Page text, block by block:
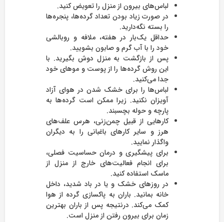
لباس‌های بیرون از منزل را تعویض کنید.
در صورت زیاد بودن تعداد گرده‌ها، پنجره‌ها
را بسته نگه‌دارید.
حداقل یک‌بار در هفته، ملافه و روبالشی
خود را با آب گرم و صابون بشویید.
پس از بازگشت به منزل دوش بگیرید. با
این روش گرده‌ها را از پوست و موهای خود
جدا می‌کنید.
لباس‌‌ها را برای خشک شدن در هوای آزاد
آویزان نکنید. زیرا ممکن است گرده‌ها به
پارچه و حوله بچسبند.
کارهایی از قبیل چمن‌زنی، هرس علف‌‌های
هرز و سایر کارهای باغبانی را به دیگران
واگذار نمایید.
برای پیشگیری و درمان حساسیت فصلی،
برای انجام فعالیت‌های خارج از منزل از
ماسک استفاده کنید.
در روزهای خشک و یا در باد شدید، داخل
خانه بمانید. باران به پاکسازی گرده از هوا
کمک می‌کند. درنتیجه پس از باران بهترین
زمان برای بیرون رفتن از منزل است.